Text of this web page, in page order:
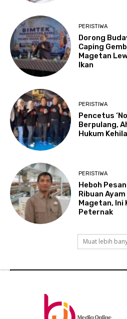
PERISTIWA
Dorong
Caping
Magetan
Ikan
PERISTIWA
Pencetus
Berpulang,
Hukum
PERISTIWA
Heboh
Ribuan
Magetan, Ini
Peternak
Muat lebih